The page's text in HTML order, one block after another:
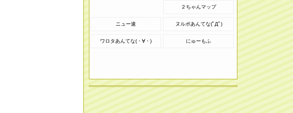
２ちゃんマップ
ニュー速 ヌルポあんてな(ﾟДﾟ)
ワロタあんてな(・∀・) にゅーもふ